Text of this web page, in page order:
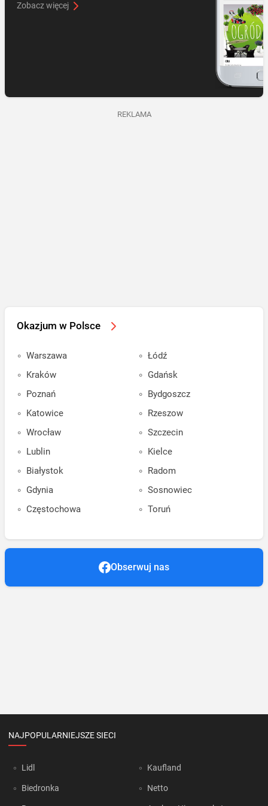
Zobacz więcej
REKLAMA
Okazjum w Polsce
Warszawa
Kraków
Poznań
Katowice
Wrocław
Lublin
Białystok
Gdynia
Częstochowa
Łódź
Gdańsk
Bydgoszcz
Rzeszow
Szczecin
Kielce
Radom
Sosnowiec
Toruń
Obserwuj nas
NAJPOPULARNIEJSZE SIECI
Lidl
Biedronka
Kaufland
Netto